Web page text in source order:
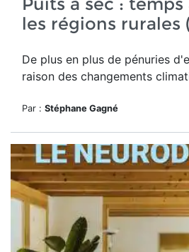
les régions rurales
De plus en plus de pénuries
raison des changements
Par : Stéphane Gagné